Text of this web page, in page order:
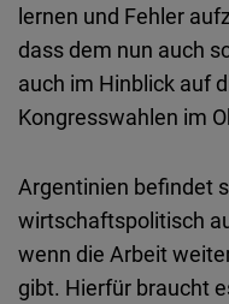
lernen und Fehler
dass dem nun auch
auch im Hinblick auf
Kongresswahlen im
Argentinien befindet
wirtschaftspolitisch
wenn die Arbeit
gibt. Hierfür braucht